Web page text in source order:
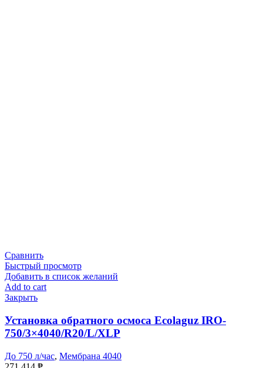
Сравнить
Быстрый просмотр
Добавить в список желаний
Add to cart
Закрыть
Установка обратного осмоса Ecolaguz IRO-
750/3×4040/R20/L/XLP
До 750 л/час, Мембрана 4040